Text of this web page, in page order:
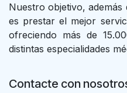
Nuestro objetivo,
es prestar el mejor
ofreciendo más de
distintas especialidades
Contacte con